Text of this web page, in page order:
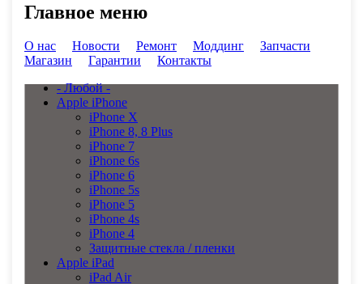
Главное меню
О нас Новости Ремонт Моддинг
Запчасти
Магазин
Гарантии
Контакты
- Любой -
Apple iPhone
iPhone X
iPhone 8, 8 Plus
iPhone 7
iPhone 6s
iPhone 6
iPhone 5s
iPhone 5
iPhone 4s
iPhone 4
Защитные стекла / пленки
Apple iPad
iPad Air